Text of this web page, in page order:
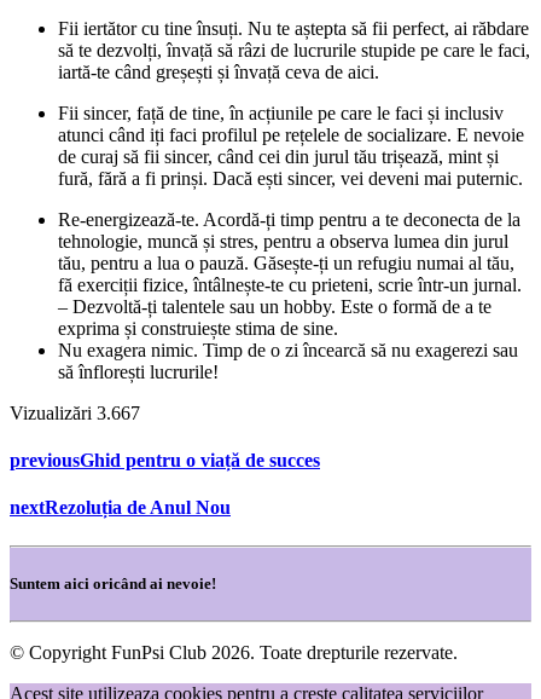
Fii iertător cu tine însuți. Nu te aștepta să fii perfect, ai răbdare
să te dezvolți, învață să râzi de lucrurile stupide pe care le faci,
iartă-te când greșești și învață ceva de aici.
Fii sincer, față de tine, în acțiunile pe care le faci și inclusiv
atunci când iți faci profilul pe rețelele de socializare. E nevoie
de curaj să fii sincer, când cei din jurul tău trișează, mint și
fură, fără a fi prinși. Dacă ești sincer, vei deveni mai puternic.
Re-energizează-te. Acordă-ți timp pentru a te deconecta de la
tehnologie, muncă și stres, pentru a observa lumea din jurul
tău, pentru a lua o pauză. Găsește-ți un refugiu numai al tău,
fă exerciții fizice, întâlnește-te cu prieteni, scrie într-un jurnal.
– Dezvoltă-ți talentele sau un hobby. Este o formă de a te
exprima și construiește stima de sine.
Nu exagera nimic. Timp de o zi încearcă să nu exagerezi sau
să înflorești lucrurile!
Vizualizări 3.667
previousGhid pentru o viață de succes
nextRezoluția de Anul Nou
Suntem aici oricând ai nevoie!
© Copyright FunPsi Club 2026. Toate drepturile rezervate.
Acest site utilizeaza cookies pentru a creste calitatea serviciilor